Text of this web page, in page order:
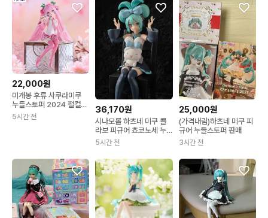
22,000원
미개봉 후류 사쿠라미쿠
누들스토퍼 2024 펄컬러
버전
5시간 전
36,170원
시나모롤 하츠네 미쿠 콜
라보 피규어 쵸코노세 누
들스토퍼 세가
5시간 전
25,000원
(가격내림)하츠네 미쿠 피
규어 누들스토퍼 판매
3시간 전